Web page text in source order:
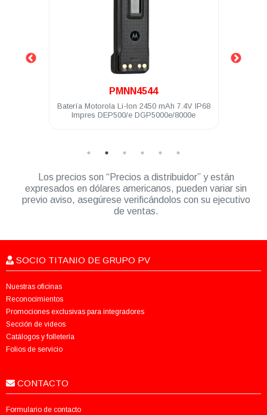
.
PMNN4544
Batería Motorola Li-Ion 2450 mAh 7.4V IP68
Impres DEP500/e DGP5000e/8000e
Los precios son “Precios a distribuidor” y están
expresados en dólares americanos, pueden variar sin
previo aviso, asegúrese verificándolos con su ejecutivo
de ventas.
SOCIO TITANIO DE GRUPO PV
Nuestras oficinas
Reconocimientos
Promociones exclusivas para integradores
Sección de videos
Catálogos y folletería
Folios de servicio
CONTACTO
Formulario de contacto